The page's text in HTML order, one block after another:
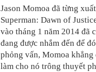
Jason Momoa đã từng
Superman: Dawn of
vào tháng 1 năm 2014 đã
đang được nhắm đến để
phỏng vấn, Momoa
làm cho nó trông thuyết